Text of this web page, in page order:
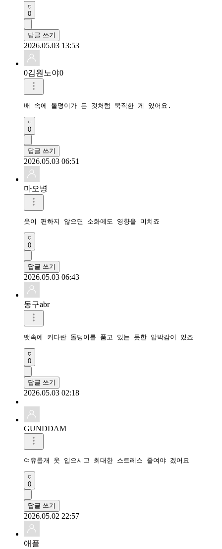
0
답글 쓰기
2026.05.03 13:53
0김원노야0
배 속에 돌덩이가 든 것처럼 묵직한 게 있어요.
0
답글 쓰기
2026.05.03 06:51
마오병
옷이 편하지 않으면 소화에도 영향을 미치죠
0
답글 쓰기
2026.05.03 06:43
동구abr
뱃속에 커다란 돌덩이를 품고 있는 듯한 압박감이 있죠
0
답글 쓰기
2026.05.03 02:18
GUNDDAM
여유롭개 옷 입으시고 최대한 스트레스 줄여야 겠어요
0
답글 쓰기
2026.05.02 22:57
애플